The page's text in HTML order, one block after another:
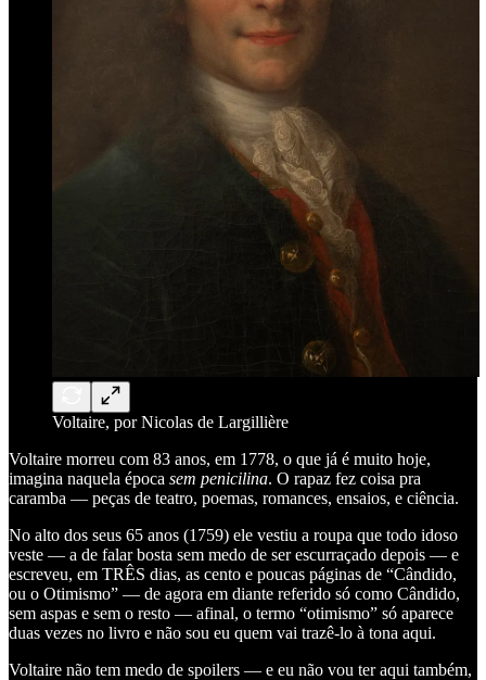
Voltaire, por Nicolas de Largillière
Voltaire morreu com 83 anos, em 1778, o que já é muito hoje,
imagina naquela época sem penicilina. O rapaz fez coisa pra
caramba — peças de teatro, poemas, romances, ensaios, e ciência.
No alto dos seus 65 anos (1759) ele vestiu a roupa que todo idoso
veste — a de falar bosta sem medo de ser escurraçado depois — e
escreveu, em TRÊS dias, as cento e poucas páginas de “Cândido,
ou o Otimismo” — de agora em diante referido só como Cândido,
sem aspas e sem o resto — afinal, o termo “otimismo” só aparece
duas vezes no livro e não sou eu quem vai trazê-lo à tona aqui.
Voltaire não tem medo de spoilers — e eu não vou ter aqui também,